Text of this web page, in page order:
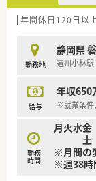
＼＼高年収
■面接時に
ください。
■一般的な
～例～
■過去に営
す事が可能！
年間休日120日以
勤務地
静岡県
遠州小林
給与
年収650
※就業条件
勤務
時間
月火水金
土 09
※月間の
※週38時